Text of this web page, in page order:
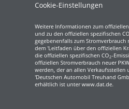
Cookie-Einstellungen
Weitere Informationen zum
und zu den offiziellen spezifischen CO
gegebenenfalls zum Stromverbrauch
dem 'Leitfaden über den offiziellen
die offiziellen spezifischen CO2-
offiziellen Stromverbrauch neuer
werden, der an allen Verkaufsstellen
'Deutschen Automobil Treuhand
erhältlich ist unter www.dat.de.